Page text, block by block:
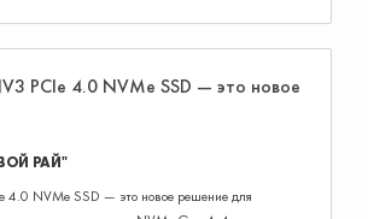
РАЙ"
4.0 NVMe SSD — это новое решение для